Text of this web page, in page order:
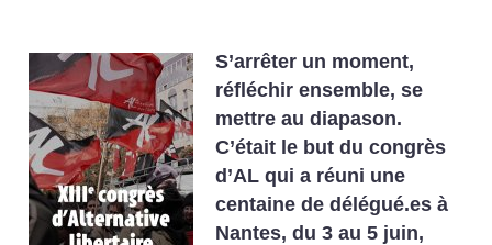
S’arrêter un moment,
réfléchir ensemble, se
mettre au diapason.
C’était le but du congrès
d’AL qui a réuni une
centaine de délégué.es à
Nantes, du 3 au 5 juin,